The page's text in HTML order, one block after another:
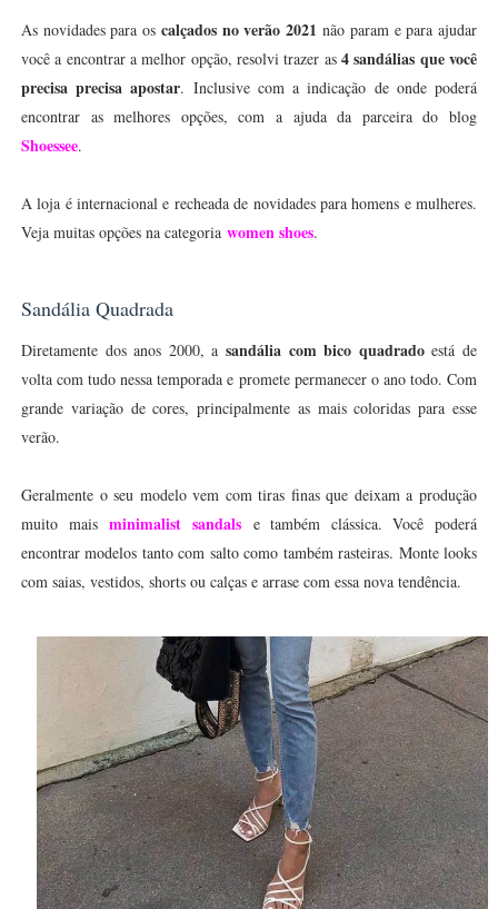
As novidades para os calçados no verão 2021 não param e para ajudar
você a encontrar a melhor opção, resolvi trazer as4 sandálias que você
precisa precisa apostar. Inclusive com a indicação de onde poderá
encontrar as melhores opções, com a ajuda da parceira do blog
Shoessee.
A loja é internacional e recheada de novidades para homens e mulheres.
Veja muitas opções na categoria women shoes.
Sandália Quadrada
Diretamente dos anos 2000, a sandália com bico quadradoestá de
volta com tudo nessa temporada e promete permanecer o ano todo. Com
grande variação de cores, principalmente as mais coloridas para esse
verão.
Geralmente o seu modelo vem com tiras finas que deixam a produção
muito maisminimalist sandalse também clássica. Você poderá
encontrar modelos tanto com salto como também rasteiras. Monte looks
com saias, vestidos, shorts ou calças e arrase com essa nova tendência.